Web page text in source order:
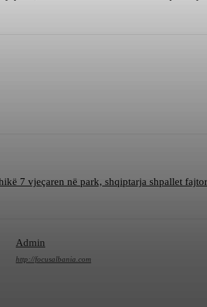
7 vjeçaren në park, shqiptarja shpallet
Admin
http://focusalbania.com